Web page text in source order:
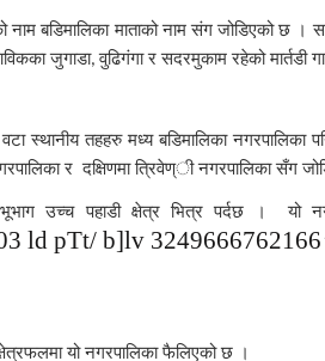
नाम बडिमालिका माताको नाम संग जोडिएको छ ।
जुगाडा,वुढिगंगा र सदरमुकाम रहेको मार्तडी
स्थानीय तहहरु मध्य बडिमालिका नगरपालिका
र दक्षिणमा त्रिवेण्ी नगरपालिका
उच्च पहाडी क्षेत्र भित्र पर्दछ । यो
ld pTt/ b]lv 3249666762166
यो नगरपालिका फैलिएको छ ।